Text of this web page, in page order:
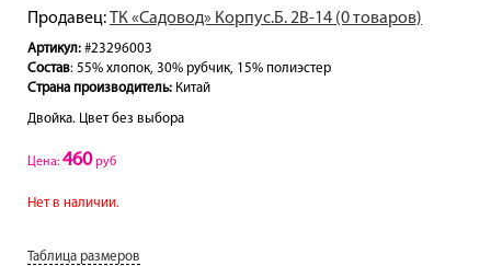
Продавец:ТК «Садовод» Корпус.Б. 2В-14 (0 товаров)
Артикул: #23296003
Состав: 55% хлопок, 30% рубчик, 15% полиэстер
Страна производитель: Китай
Двойка. Цвет без выбора
Цена: 460руб
Нет в наличии.
Таблица размеров